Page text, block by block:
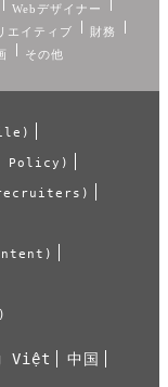
Webデザイナー
エイティブ
財務
その他
Policy)
Việt
中国